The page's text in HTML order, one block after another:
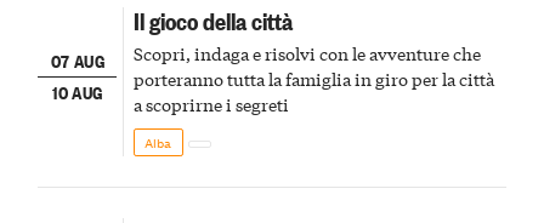
07 AUG
10 AUG
Il gioco della città
Scopri, indaga e risolvi con le avventure che
porteranno tutta la famiglia in giro per la città
a scoprirne i segreti
Alba